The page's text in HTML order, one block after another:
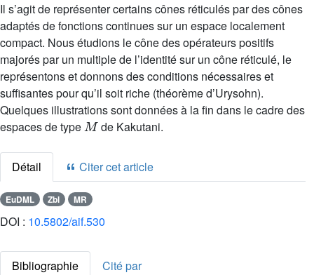
Il s’agit de représenter certains cônes réticulés par des cônes
adaptés de fonctions continues sur un espace localement
compact. Nous étudions le cône des opérateurs positifs
majorés par un multiple de l’identité sur un cône réticulé, le
représentons et donnons des conditions nécessaires et
suffisantes pour qu’il soit riche (théorème d’Urysohn).
Quelques illustrations sont données à la fin dans le cadre des
espaces de type
M
de Kakutani.
Détail Citer cet article
EuDML Zbl MR
DOI : 10.5802/aif.530
Bibliographie
Cité par